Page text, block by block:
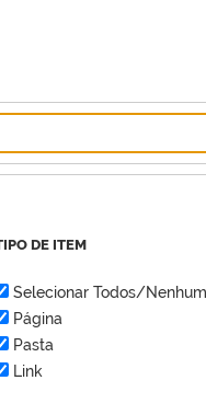
DE ITEM
Selecionar Todos/Nenhum
Página
Pasta
Link